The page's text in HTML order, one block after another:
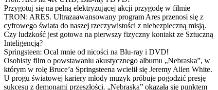
Przygotuj się na pełną elektryzującej akcji przygodę w filmie
TRON: ARES. Ultrazaawansowany program Ares przenosi się z
cyfrowego świata do naszej rzeczywistości z niebezpieczną misją.
Czy ludzkość jest gotowa na pierwszy fizyczny kontakt ze Sztuczną
Inteligencją?
Springsteen: Ocal mnie od nicości na Blu-ray i DVD!
Osobisty film o powstawaniu akustycznego albumu „Nebraska”, w
którym w rolę Bruce’a Springsteena wcielił się Jeremy Allen White.
U progu światowej kariery młody muzyk próbuje pogodzić presję
sukcesu z demonami przeszłości. „Nebraska” okazała się punktem